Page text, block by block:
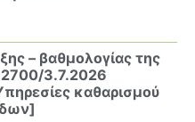
– βαθμολογίας της
3.7.2026
καθαρισμού